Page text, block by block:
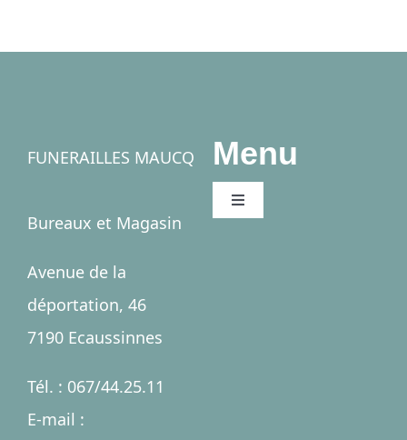
FUNERAILLES MAUCQ
Bureaux et Magasin
Avenue de la
déportation, 46
7190 Ecaussinnes
Tél. : 067/44.25.11
E-mail :
Menu
Toggle
Salles
Nécrologies